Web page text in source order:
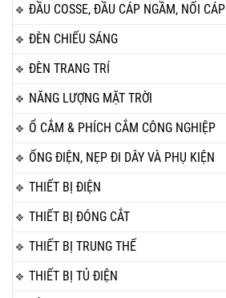
ĐẦU COSSE, ĐẦU CÁP NGẦM, NỐI CÁP
ĐÈN CHIẾU SÁNG
ĐÈN TRANG TRÍ
NĂNG LƯỢNG MẶT TRỜI
Ổ CẮM & PHÍCH CẮM CÔNG NGHIỆP
ỐNG ĐIỆN, NẸP ĐI DÂY VÀ PHỤ KIỆN
THIẾT BỊ ĐIỆN
THIẾT BỊ ĐÓNG CẮT
THIẾT BỊ TRUNG THẾ
THIẾT BỊ TỦ ĐIỆN